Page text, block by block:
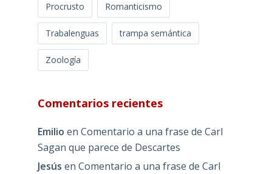
Procrusto Romanticismo
Trabalenguas trampa semántica
Zoología
Comentarios recientes
Emilio en Comentario a una frase de Carl
Sagan que parece de Descartes
Jesús en Comentario a una frase de Carl